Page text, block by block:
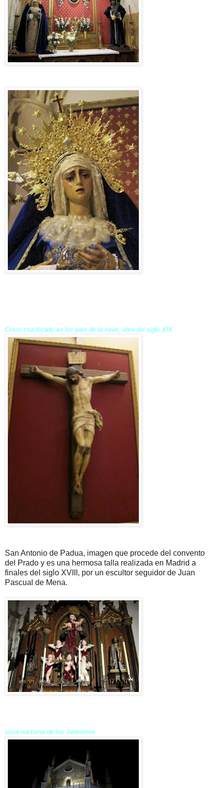
Cristo crucificado en los pies de la nave, obra del siglo XIX
San Antonio de Padua, imagen que procede del convento
del Prado y es una hermosa talla realizada en Madrid a
finales del siglo XVIII, por un escultor seguidor de Juan
Pascual de Mena.
vista nocturna de los Jerónimos